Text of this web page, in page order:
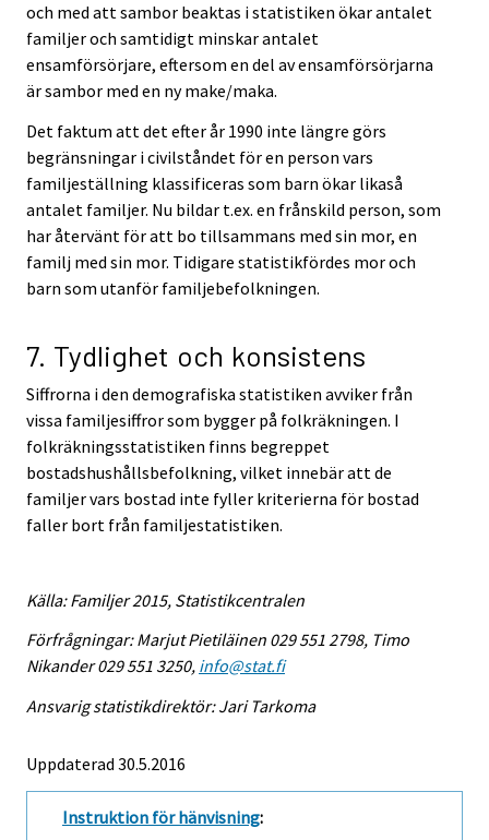
och med att sambor beaktas i statistiken ökar antalet
familjer och samtidigt minskar antalet
ensamförsörjare, eftersom en del av ensamförsörjarna
är sambor med en ny make/maka.
Det faktum att det efter år 1990 inte längre görs
begränsningar i civilståndet för en person vars
familjeställning klassificeras som barn ökar likaså
antalet familjer. Nu bildar t.ex. en frånskild person, som
har återvänt för att bo tillsammans med sin mor, en
familj med sin mor. Tidigare statistikfördes mor och
barn som utanför familjebefolkningen.
7. Tydlighet och konsistens
Siffrorna i den demografiska statistiken avviker från
vissa familjesiffror som bygger på folkräkningen. I
folkräkningsstatistiken finns begreppet
bostadshushållsbefolkning, vilket innebär att de
familjer vars bostad inte fyller kriterierna för bostad
faller bort från familjestatistiken.
Källa: Familjer 2015, Statistikcentralen
Förfrågningar: Marjut Pietiläinen 029 551 2798, Timo
Nikander 029 551 3250, info@stat.fi
Ansvarig statistikdirektör: Jari Tarkoma
Uppdaterad 30.5.2016
Instruktion för hänvisning: